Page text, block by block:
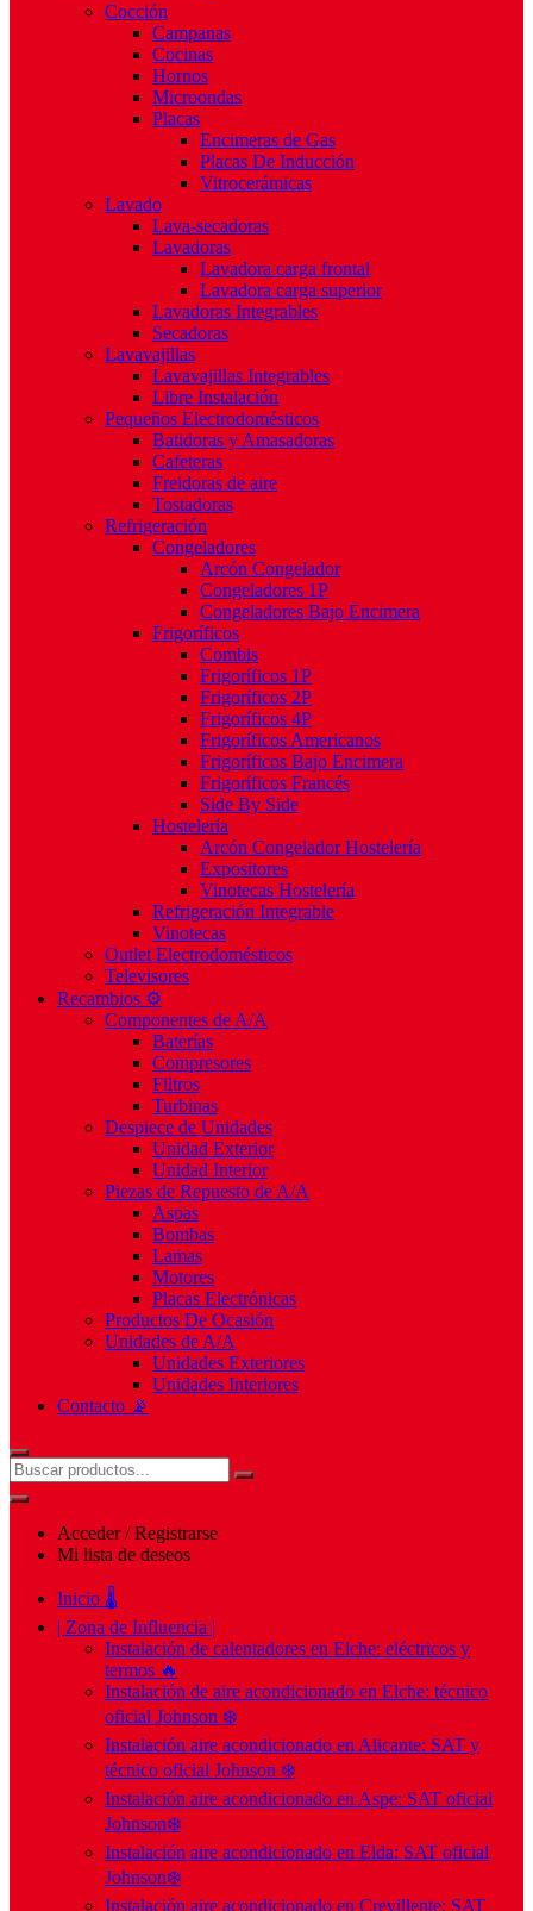
Cocción
Campanas
Cocinas
Hornos
Microondas
Placas
Encimeras de Gas
Placas De Inducción
Vitrocerámicas
Lavado
Lava-secadoras
Lavadoras
Lavadora carga frontal
Lavadora carga superior
Lavadoras Integrables
Secadoras
Lavavajillas
Lavavajillas Integrables
Libre Instalación
Pequeños Electrodomésticos
Batidoras y Amasadoras
Cafeteras
Freidoras de aire
Tostadoras
Refrigeración
Congeladores
Arcón Congelador
Congeladores 1P
Congeladores Bajo Encimera
Frigoríficos
Combis
Frigoríficos 1P
Frigoríficos 2P
Frigoríficos 4P
Frigoríficos Americanos
Frigoríficos Bajo Encimera
Frigoríficos Francés
Side By Side
Hostelería
Arcón Congelador Hostelería
Expositores
Vinotecas Hostelería
Refrigeración Integrable
Vinotecas
Outlet Electrodomésticos
Televisores
Recambios ⚙️
Componentes de A/A
Baterías
Compresores
Filtros
Turbinas
Despiece de Unidades
Unidad Exterior
Unidad Interior
Piezas de Repuesto de A/A
Aspas
Bombas
Lamas
Motores
Placas Electrónicas
Productos De Ocasión
Unidades de A/A
Unidades Exteriores
Unidades Interiores
Contacto 📡
Acceder / Registrarse
Mi lista de deseos
Inicio 🌡️
| Zona de Influencia |
Instalación de calentadores en Elche: eléctricos y
termos 🔥
Instalación de aire acondicionado en Elche: técnico
oficial Johnson ❄️
Instalación aire acondicionado en Alicante: SAT y
técnico oficial Johnson ❄️
Instalación aire acondicionado en Aspe: SAT oficial
Johnson❄️
Instalación aire acondicionado en Elda: SAT oficial
Johnson❄️
Instalación aire acondicionado en Crevillente: SAT